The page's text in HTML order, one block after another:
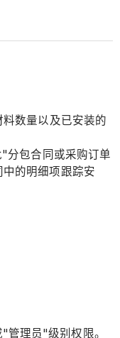
数量以及已安装的
分包合同或采购订单
的明细项跟踪安
理员"级别权限。